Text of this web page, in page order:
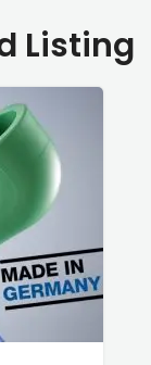
Listing